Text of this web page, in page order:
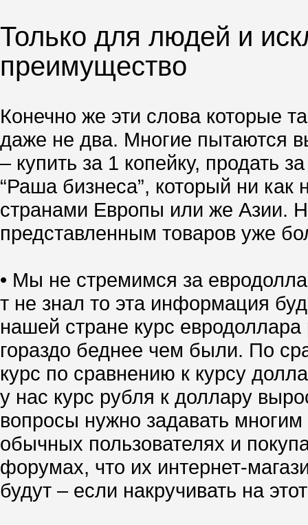
Только для людей и
преимущество
Конечно же эти слова которые
даже не два. Многие пытаются
– купить за 1 копейку, продать
“Раша бизнеса”, который ни
странами Европы или же Азии.
представленным товаров уже
• Мы не стремимся за
т не знал то эта информация
нашей стране курс
гораздо беднее чем были. По
курс по сравнению к курсу
у нас курс рубля к доллару
вопросы нужно задавать
обычных пользователях и
форумах, что их интернет-
будут – если накручивать на